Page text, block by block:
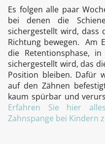
Es folgen alle paar
bei denen die
sichergestellt wird, dass
Richtung bewegen. Am
die Retentionsphase,
sichergestellt wird, das
Position bleiben. Dafür
auf den Zähnen
kaum spürbar und
Erfahren Sie hier
Zahnspange bei Kindern